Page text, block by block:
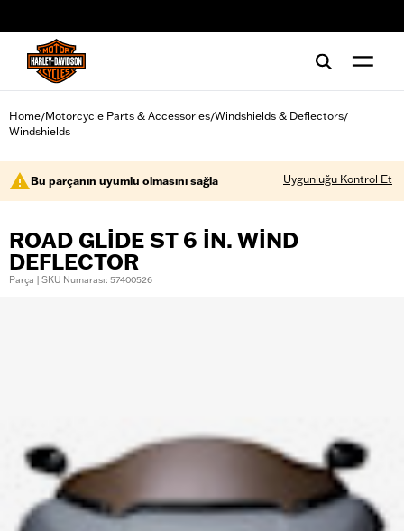
Home/Motorcycle Parts & Accessories/Windshields & Deflectors/
Windshields
Bu parçanın uyumlu olmasını sağla Uygunluğu Kontrol Et
ROAD GLIDE ST 6 IN. WIND
DEFLECTOR
Parça | SKU Numarası: 57400526